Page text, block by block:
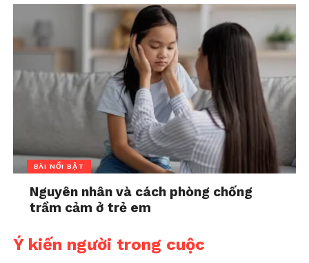
BÀI NỔI BẬT
Nguyên nhân và cách phòng chống
trầm cảm ở trẻ em
Ý kiến người trong cuộc